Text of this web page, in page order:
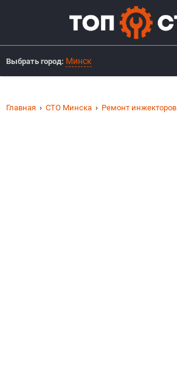
Выбрать город: Минск
Главная СТО Минска Ремонт инжекторов